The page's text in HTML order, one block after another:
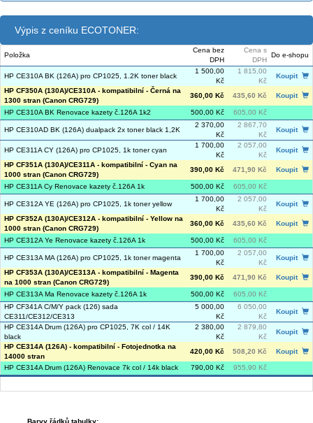
Výpis z ceníku ECOTONER:
Položka
Cena bez
DPH
Cena s
DPH
Do e-shopu
HP CE310A BK (126A) pro CP1025, 1.2K toner black
1 500,00
Kč
1 815,00
Kč
Koupit
HP CF350A (130A)/CE310A - kompatibilní - Černá na
1300 stran (Canon CRG729)
360,00 Kč 435,60 Kč Koupit
HP CE310A BK Renovace kazety č.126A 1k2 500,00 Kč 605,00 Kč
HP CE310AD BK (126A) dualpack 2x toner black 1,2K
2 370,00
Kč
2 867,70
Kč
Koupit
HP CE311A CY (126A) pro CP1025, 1k toner cyan
1 700,00
Kč
2 057,00
Kč
Koupit
HP CF351A (130A)/CE311A - kompatibilní - Cyan na
1000 stran (Canon CRG729)
390,00 Kč 471,90 Kč Koupit
HP CE311A Cy Renovace kazety č.126A 1k 500,00 Kč 605,00 Kč
HP CE312A YE (126A) pro CP1025, 1k toner yellow
1 700,00
Kč
2 057,00
Kč
Koupit
HP CF352A (130A)/CE312A - kompatibilní - Yellow na
1000 stran (Canon CRG729)
360,00 Kč 435,60 Kč Koupit
HP CE312A Ye Renovace kazety č.126A 1k 500,00 Kč 605,00 Kč
HP CE313A MA (126A) pro CP1025, 1k toner magenta
1 700,00
Kč
2 057,00
Kč
Koupit
HP CF353A (130A)/CE313A - kompatibilní - Magenta
na 1000 stran (Canon CRG729)
390,00 Kč 471,90 Kč Koupit
HP CE313A Ma Renovace kazety č.126A 1k 500,00 Kč
605,00 Kč
HP CF341A C/M/Y pack (126) sada
CE311/CE312/CE313
5 000,00
Kč
6 050,00
Kč
Koupit
HP CE314A Drum (126A) pro CP1025, 7K col / 14K
black
2 380,00
Kč
2 879,80
Kč
Koupit
HP CE314A (126A) - kompatibilní - Fotojednotka na
14000 stran
420,00 Kč 508,20 Kč Koupit
HP CE314A Drum (126A) Renovace 7k col / 14k black 790,00 Kč 955,90 Kč
Barvy řádků tabulky: